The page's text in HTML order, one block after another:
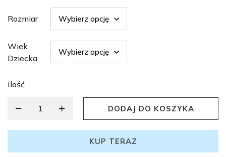
Rozmiar
Wiek
Dziecka
Ilość
DODAJ DO KOSZYKA
KUP TERAZ